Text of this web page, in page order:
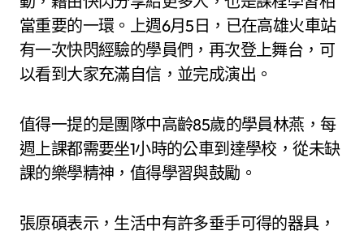
當重要的一環。上週6月5日，已在高雄火車站
有一次快閃經驗的學員們，再次登上舞台，可
以看到大家充滿自信，並完成演出。
值得一提的是團隊中高齡85歲的學員林燕，每
週上課都需要坐1小時的公車到達學校，從未缺
課的樂學精神，值得學習與鼓勵。
張原碩表示，生活中有許多垂手可得的器具，